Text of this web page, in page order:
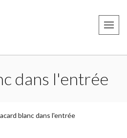
dans l'entrée
blanc dans l'entrée